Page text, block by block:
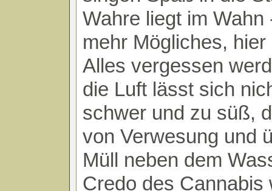
Wahre liegt im Wahn
mehr Mögliches,
Alles vergessen
die Luft lässt sich
schwer und zu süß,
von Verwesung und
Müll neben dem
Credo des Cannabis